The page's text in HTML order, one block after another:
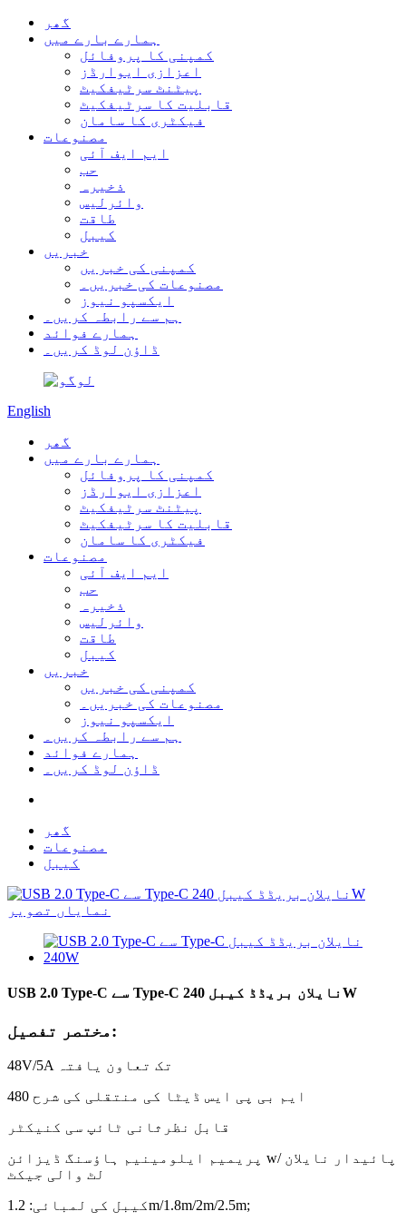
گھر
ہمارے بارے میں
کمپنی کا پروفائل
اعزازی ایوارڈز
پیٹنٹ سرٹیفکیٹ
قابلیت کا سرٹیفکیٹ
فیکٹری کا سامان
مصنوعات
ایم ایف آئی
حب
ذخیرہ
وائرلیس
طاقت
کیبل
خبریں
کمپنی کی خبریں
مصنوعات کی خبریں۔
ایکسپو نیوز
ہم سے رابطہ کریں۔
ہمارے فوائد
ڈاؤن لوڈ کریں۔
English
گھر
ہمارے بارے میں
کمپنی کا پروفائل
اعزازی ایوارڈز
پیٹنٹ سرٹیفکیٹ
قابلیت کا سرٹیفکیٹ
فیکٹری کا سامان
مصنوعات
ایم ایف آئی
حب
ذخیرہ
وائرلیس
طاقت
کیبل
خبریں
کمپنی کی خبریں
مصنوعات کی خبریں۔
ایکسپو نیوز
ہم سے رابطہ کریں۔
ہمارے فوائد
ڈاؤن لوڈ کریں۔
گھر
مصنوعات
کیبل
USB 2.0 Type-C سے Type-C نایلان بریڈڈ کیبل 240W
مختصر تفصیل:
48V/5A تک تعاون یافتہ
480 ایم بی پی ایس ڈیٹا کی منتقلی کی شرح
قابل نظرثانی ٹائپ سی کنیکٹر
پریمیم ایلومینیم ہاؤسنگ ڈیزائن w/ پائیدار نایلان
لٹ والی جیکٹ
کیبل کی لمبائی: 1.2m/1.8m/2m/2.5m;